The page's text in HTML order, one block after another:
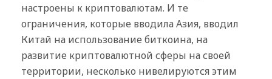
настроены к криптовалютам. И те
ограничения, которые вводила Азия, вводил
Китай на использование биткоина, на
развитие криптовалютной сферы на своей
территории, несколько нивелируются этим